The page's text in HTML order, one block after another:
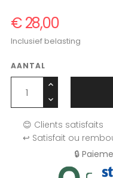
€ 28,00
Inclusief belasting
AANTAL
😊 Clients satisfaits
↩️ Satisfait ou
🔒